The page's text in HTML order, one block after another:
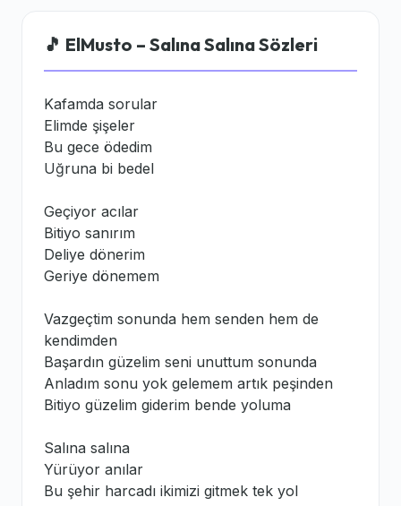
🎵 ElMusto – Salına Salına Sözleri
Kafamda sorular
Elimde şişeler
Bu gece ödedim
Uğruna bi bedel
Geçiyor acılar
Bitiyo sanırım
Deliye dönerim
Geriye dönemem
Vazgeçtim sonunda hem senden hem de
kendimden
Başardın güzelim seni unuttum sonunda
Anladım sonu yok gelemem artık peşinden
Bitiyo güzelim giderim bende yoluma
Salına salına
Yürüyor anılar
Bu şehir harcadı ikimizi gitmek tek yol